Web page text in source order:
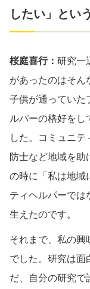
したい」とい
桜庭喜行： 研究一
があったのはそん
子供が通っていた
ルパーの格好をし
した。コミュニ
防士など地域を助
の時に「私は地域
ティヘルパーでは
生えたのです。
それまで、私の興
でした。研究は面
だ、自分の研究で